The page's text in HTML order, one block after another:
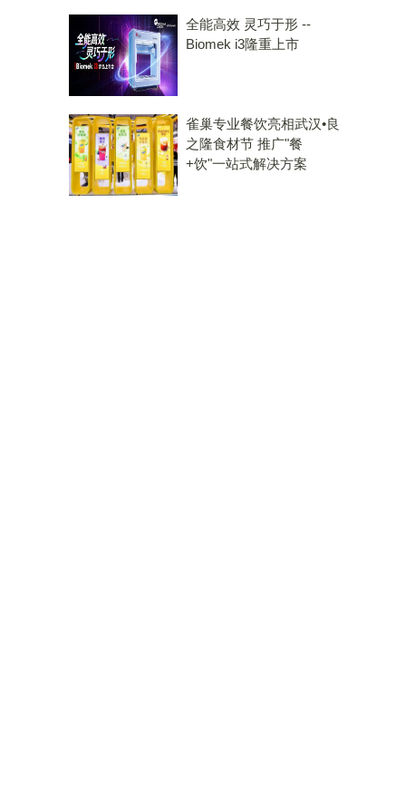
全能高效 灵巧于形 --
Biomek i3隆重上市
雀巢专业餐饮亮相武汉•良
之隆食材节 推广"餐
+饮"一站式解决方案